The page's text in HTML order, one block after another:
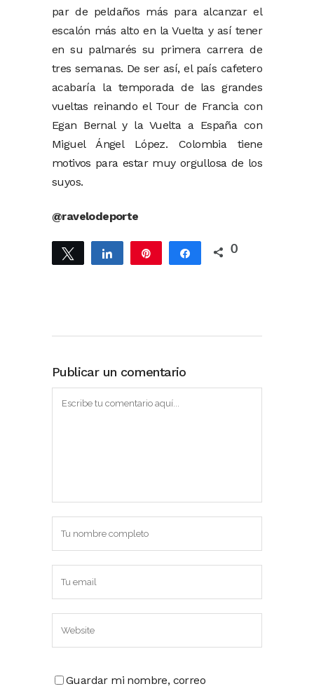
par de peldaños más para alcanzar el
escalón más alto en la Vuelta y así tener
en su palmarés su primera carrera de
tres semanas. De ser así, el país cafetero
acabaría la temporada de las grandes
vueltas reinando el Tour de Francia con
Egan Bernal y la Vuelta a España con
Miguel Ángel López. Colombia tiene
motivos para estar muy orgullosa de los
suyos.
@ravelodeporte
Twittear Compartir Compartir
0
Publicar un comentario
Guardar mi nombre, correo